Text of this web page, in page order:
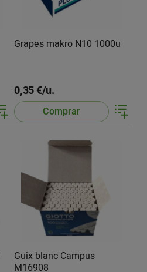
Grapes makro N10 1000u
0,35 €/u.
Comprar
Guix blanc Campus
M16908